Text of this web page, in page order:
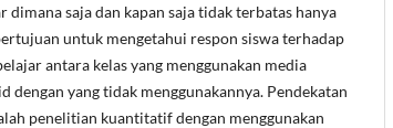
saja dan kapan saja tidak terbatas hanya
untuk mengetahui respon siswa terhadap
antara kelas yang menggunakan media
dengan yang tidak menggunakannya. Pendekatan
penelitian kuantitatif dengan menggunakan